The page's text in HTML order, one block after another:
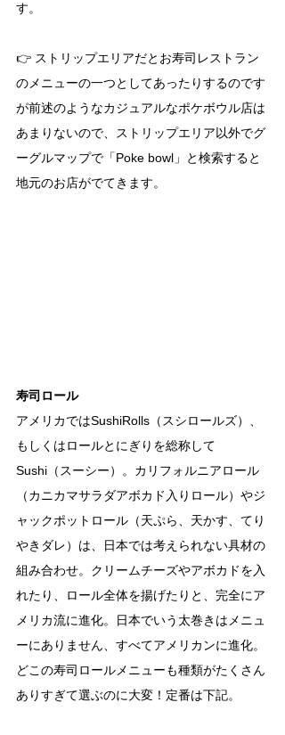
す。
👉 ストリップエリアだとお寿司レストラン
のメニューの一つとしてあったりするのです
が前述のようなカジュアルなポケボウル店は
あまりないので、ストリップエリア以外でグ
ーグルマップで「Poke bowl」と検索すると
地元のお店がでてきます。
寿司ロール
アメリカではSushiRolls（スシロールズ）、
もしくはロールとにぎりを総称して
Sushi（スーシー）。カリフォルニアロール
（カニカマサラダアボカド入りロール）やジ
ャックポットロール（天ぷら、天かす、てり
やきダレ）は、日本では考えられない具材の
組み合わせ。クリームチーズやアボカドを入
れたり、ロール全体を揚げたりと、完全にア
メリカ流に進化。日本でいう太巻きはメニュ
ーにありません、すべてアメリカンに進化。
どこの寿司ロールメニューも種類がたくさん
ありすぎて選ぶのに大変！定番は下記。